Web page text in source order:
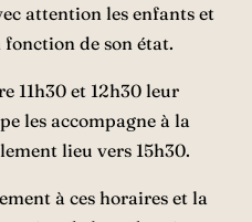
attention les enfants et
de son état.
11h30 et 12h30 leur
les accompagne à la
lieu vers 15h30.
à ces horaires et la